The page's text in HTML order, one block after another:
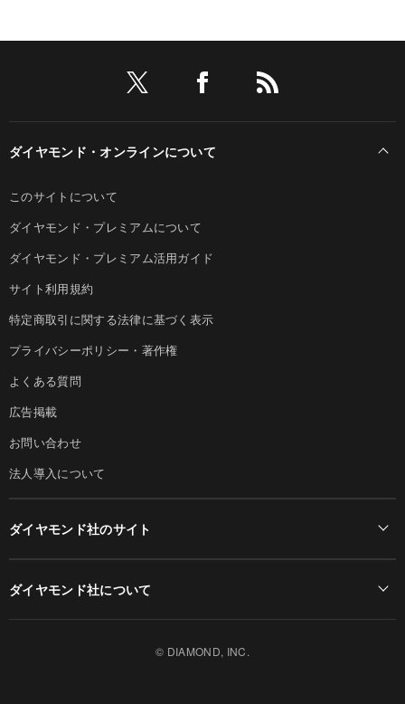
ダイヤモンド・オンラインについて
このサイトについて
ダイヤモンド・プレミアムについて
ダイヤモンド・プレミアム活用ガイド
サイト利用規約
特定商取引に関する法律に基づく表示
プライバシーポリシー・著作権
よくある質問
広告掲載
お問い合わせ
法人導入について
ダイヤモンド社のサイト
ダイヤモンド社について
© DIAMOND, INC.